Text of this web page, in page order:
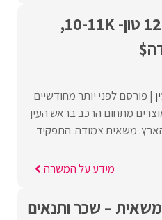
נהג.ת ג' עד 12 טון- 10-11K,
פורסם לפני יותר מחודשיים
מתחום הרכב בראש העין
משאית צמודה. התפקיד
מידע על המשרה
משאית – שכר ותנאים